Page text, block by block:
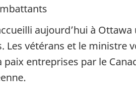
aujourd’hui à
Les vétérans et le ministre
entreprises par le